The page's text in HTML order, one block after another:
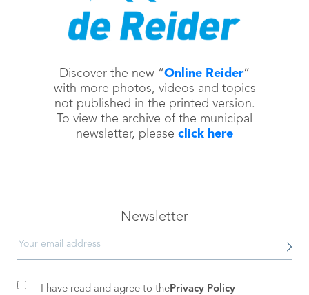
Discover the new “Online Reider”
with more photos, videos and topics
not published in the printed version.
To view the archive of the municipal
newsletter, please click here
Newsletter
I have read and agree to the Privacy Policy